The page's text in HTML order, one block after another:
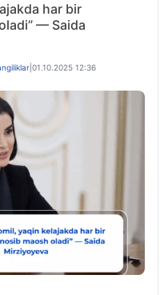
har bir
— Saida
01.10.2025 12:36